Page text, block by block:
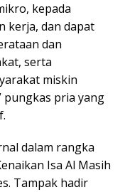
kepada
kerja, dan dapat
dan
serta
miskin
pungkas pria yang
dalam rangka
Isa Al Masih
Tampak hadir